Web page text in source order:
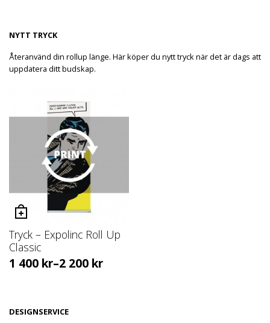
NYTT TRYCK
Återanvänd din rollup länge. Här köper du nytt tryck när det är dags att
uppdatera ditt budskap.
Tryck – Expolinc Roll Up
Classic
1 400 kr–2 200 kr
DESIGNSERVICE